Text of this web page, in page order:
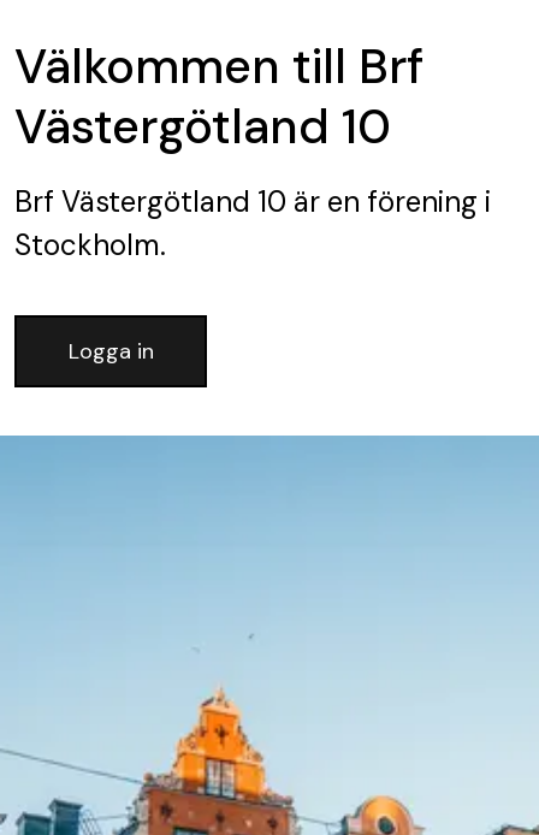
Välkommen till Brf
Västergötland 10
Brf Västergötland 10 är en förening i
Stockholm.
Logga in